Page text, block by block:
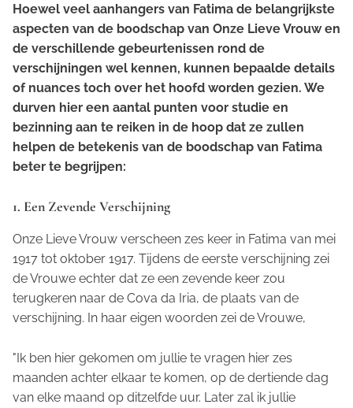
Hoewel veel aanhangers van Fatima de belangrijkste
aspecten van de boodschap van Onze Lieve Vrouw en
de verschillende gebeurtenissen rond de
verschijningen wel kennen, kunnen bepaalde details
of nuances toch over het hoofd worden gezien. We
durven hier een aantal punten voor studie en
bezinning aan te reiken in de hoop dat ze zullen
helpen de betekenis van de boodschap van Fatima
beter te begrijpen:
1. Een Zevende Verschijning
Onze Lieve Vrouw verscheen zes keer in Fatima van mei
1917 tot oktober 1917. Tijdens de eerste verschijning zei
de Vrouwe echter dat ze een zevende keer zou
terugkeren naar de Cova da Iria, de plaats van de
verschijning. In haar eigen woorden zei de Vrouwe,
"Ik ben hier gekomen om jullie te vragen hier zes
maanden achter elkaar te komen, op de dertiende dag
van elke maand op ditzelfde uur. Later zal ik jullie